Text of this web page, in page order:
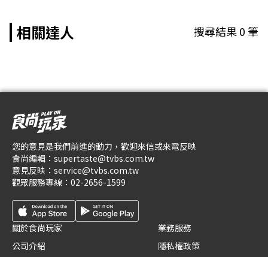
相關達人 搜尋結果0筆
您的意見是我們前進的動力，歡迎來信或來電反映
食尚編輯： supertaste@tvbs.com.tw
意見反映： service@tvbs.com.tw
觀眾服務專線： 02-2656-1599
關於食尚玩家
公司介紹
業務服務
隱私權政策